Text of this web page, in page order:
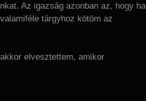
Az igazság azonban az, hogy ha
tárgyhoz kötöm az
elvesztettem, amikor